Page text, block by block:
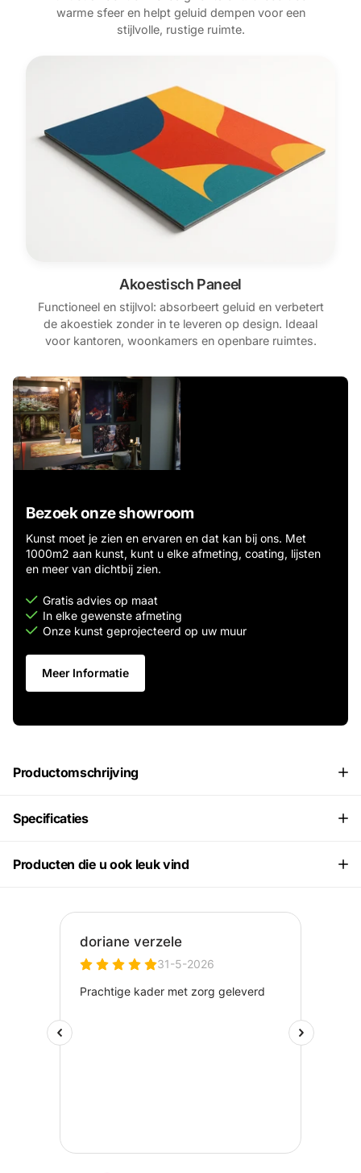
warme sfeer en helpt geluid dempen voor een
stijlvolle, rustige ruimte.
Akoestisch Paneel
Functioneel en stijlvol: absorbeert geluid en verbetert
de akoestiek zonder in te leveren op design. Ideaal
voor kantoren, woonkamers en openbare ruimtes.
Bezoek onze showroom
Kunst moet je zien en ervaren en dat kan bij ons. Met
1000m2 aan kunst, kunt u elke afmeting, coating, lijsten
en meer van dichtbij zien.
Gratis advies op maat
In elke gewenste afmeting
Onze kunst geprojecteerd op uw muur
Meer Informatie
Productomschrijving
Specificaties
Producten die u ook leuk vind